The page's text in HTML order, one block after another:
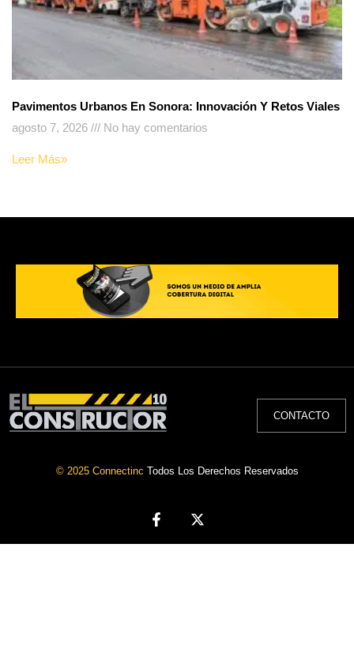
Pavimentos Urbanos En Sonora: Innovación Y Retos Viales
agosto 7, 2026
No hay comentarios
Leer Más»
CONTACTO
© 2025 Connectinc Todos Los Derechos Reservados